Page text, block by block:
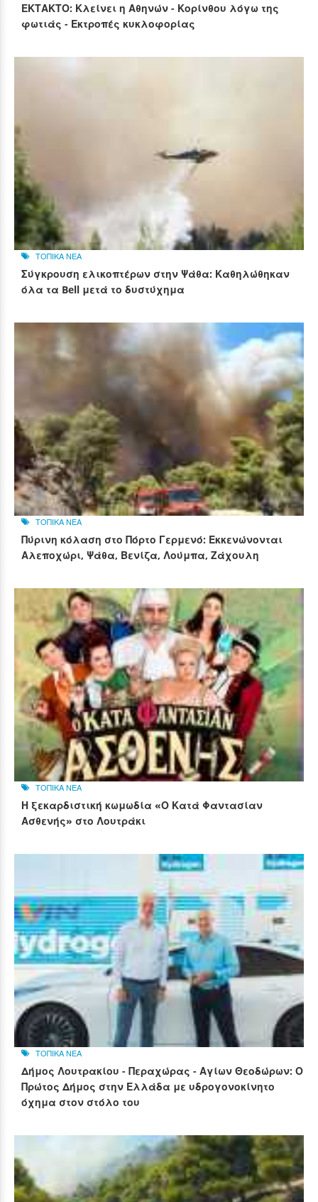
ΕΚΤΑΚΤΟ: Κλείνει η Αθηνών - Κορίνθου λόγω της
φωτιάς - Εκτροπές κυκλοφορίας
ΤΟΠΙΚΑ ΝΕΑ
Σύγκρουση ελικοπτέρων στην Ψάθα: Καθηλώθηκαν
όλα τα Bell μετά το δυστύχημα
ΤΟΠΙΚΑ ΝΕΑ
Πύρινη κόλαση στο Πόρτο Γερμενό: Εκκενώνονται
Αλεποχώρι, Ψάθα, Βενίζα, Λούμπα, Ζάχουλη
ΤΟΠΙΚΑ ΝΕΑ
Η ξεκαρδιστική κωμωδία «Ο Κατά Φαντασίαν
Ασθενής» στο Λουτράκι
ΤΟΠΙΚΑ ΝΕΑ
Δήμος Λουτρακίου - Περαχώρας - Αγίων Θεοδώρων: Ο
Πρώτος Δήμος στην Ελλάδα με υδρογονοκίνητο
όχημα στον στόλο του